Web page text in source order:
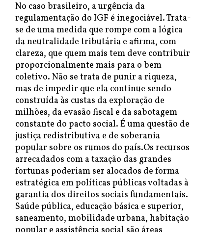
No caso brasileiro, a urgência da
regulamentação do IGF é inegociável. Trata-
se de uma medida que rompe com a lógica
da neutralidade tributária e afirma, com
clareza, que quem mais tem deve contribuir
proporcionalmente mais para o bem
coletivo. Não se trata de punir a riqueza,
mas de impedir que ela continue sendo
construída às custas da exploração de
milhões, da evasão fiscal e da sabotagem
constante do pacto social. É uma questão de
justiça redistributiva e de soberania
popular sobre os rumos do país.Os recursos
arrecadados com a taxação das grandes
fortunas poderiam ser alocados de forma
estratégica em políticas públicas voltadas à
garantia dos direitos sociais fundamentais.
Saúde pública, educação básica e superior,
saneamento, mobilidade urbana, habitação